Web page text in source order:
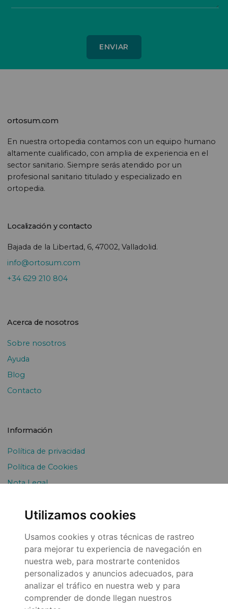
Utilizamos cookies
Usamos cookies y otras técnicas de rastreo
para mejorar tu experiencia de navegación en
nuestra web, para mostrarte contenidos
personalizados y anuncios adecuados, para
analizar el tráfico en nuestra web y para
comprender de donde llegan nuestros
ortosum.com
En nuestra ortopedia contamos con un equipo humano
altamente cualificado, con amplia de experiencia en el
sector sanitario. Siempre serás atendido por un
profesional sanitario titulado y especializado en
ortopedia.
Localización y contacto
Bajada de la Libertad, 6, 47002, Valladolid.
info@ortosum.com
+34 629 210 804
Acerca de nosotros
Sobre nosotros
Ayuda
Blog
Contacto
Información
Política de privacidad
Política de Cookies
Nota Legal
Pago Fraccionado